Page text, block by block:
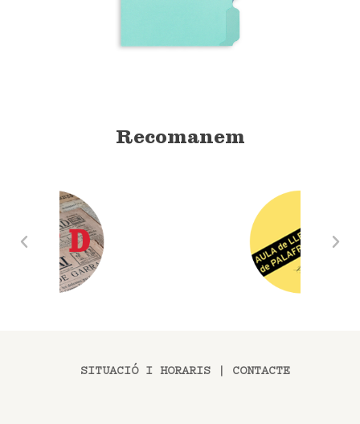
Recomanem
SITUACIÓ I HORARIS CONTACTE